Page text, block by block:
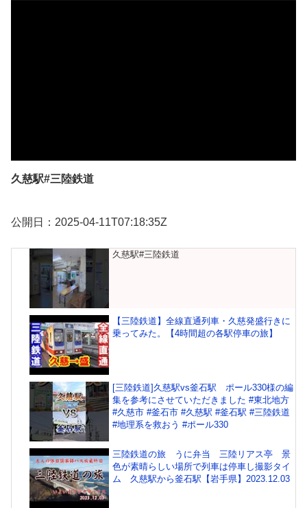
久慈駅#三陸鉄道
公開日：2025-04-11T07:18:35Z
久慈駅#三陸鉄道
【三陸鉄道】全線直通列車・久慈発盛行きに
乗ってみた。【4時間超の各駅停車の旅】
[三陸鉄道]久慈駅vs釜石駅 ポール330様の編
集を参考にさせていただきました #東北地方
#久慈市 #釜石市 #久慈駅 #釜石駅 #三陸鉄道
#地理系を救おう #ポール330
三陸鉄道の旅 うに弁当 三陸リアス亭 景
色が素晴らしい場所で列車は停車し撮影タイ
ム 久慈駅から釜石駅【岩手県】2023.12.03